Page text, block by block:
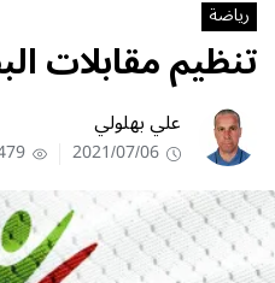
رياضة
تنظيم مقابلات
علي بهلولي
2021/07/06